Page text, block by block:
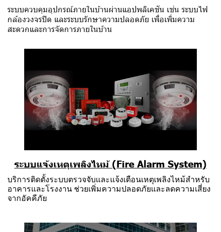
ระบบควบคุมอุปกรณ์ภายในบ้านผ่านแอปพลิเคชัน เช่น ระบบไฟ
กล้องวงจรปิด และระบบรักษาความปลอดภัย เพื่อเพิ่มความ
สะดวกและการจัดการภายในบ้าน
ระบบแจ้งเหตุเพลิงไหม้ (Fire Alarm System)
บริการติดตั้งระบบตรวจจับและแจ้งเตือนเหตุเพลิงไหม้สำหรับ
อาคารและโรงงาน ช่วยเพิ่มความปลอดภัยและลดความเสี่ยง
จากอัคคีภัย